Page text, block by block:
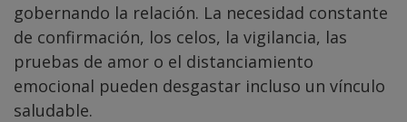
gobernando la relación. La necesidad constante
de confirmación, los celos, la vigilancia, las
pruebas de amor o el distanciamiento
emocional pueden desgastar incluso un vínculo
saludable.